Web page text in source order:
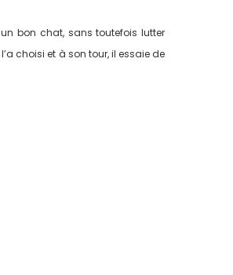
un bon chat, sans toutefois lutter
choisi et à son tour, il essaie de